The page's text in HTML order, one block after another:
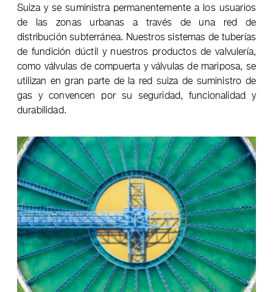
Suiza y se suministra permanentemente a los usuarios
de las zonas urbanas a través de una red de
distribución subterránea. Nuestros sistemas de tuberías
de fundición dúctil y nuestros productos de valvulería,
como válvulas de compuerta y válvulas de mariposa, se
utilizan en gran parte de la red suiza de suministro de
gas y convencen por su seguridad, funcionalidad y
durabilidad.